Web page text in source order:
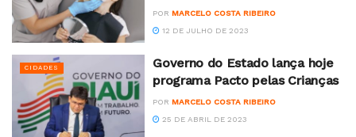
POR MARCELO COSTA RIBEIRO
12 DE JULHO DE 2023
CIDADES
Governo do Estado lança hoje
programa Pacto pelas Crianças
POR MARCELO COSTA RIBEIRO
25 DE ABRIL DE 2023